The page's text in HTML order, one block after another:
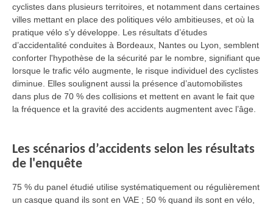
cyclistes dans plusieurs territoires, et notamment dans certaines
villes mettant en place des politiques vélo ambitieuses, et où la
pratique vélo s’y développe. Les résultats d’études
d’accidentalité conduites à Bordeaux, Nantes ou Lyon, semblent
conforter l'hypothèse de la sécurité par le nombre, signifiant que
lorsque le trafic vélo augmente, le risque individuel des cyclistes
diminue. Elles soulignent aussi la présence d’automobilistes
dans plus de 70 % des collisions et mettent en avant le fait que
la fréquence et la gravité des accidents augmentent avec l’âge.
Les scénarios d’accidents selon les résultats
de l'enquête
75 % du panel étudié utilise systématiquement ou régulièrement
un casque quand ils sont en VAE ; 50 % quand ils sont en vélo,